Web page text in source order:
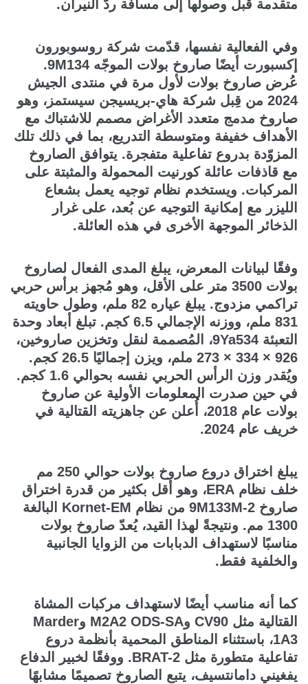
متقدمة قبل وصولها إلى مسافة ردّ النيران.
وفي الفعالية نفسها، قدّمت شركة روسوبورون
إكسبورت أيضًا صاروخ بولات الموجّه 9M134.
عُرض صاروخ بولات لأول مرة في منتدى الجيش
2024 من قِبل شركة هاي-بريسيجن سيستمز، وهو
صاروخ مدمج متعدد الأغراض مصمم للاشتباك مع
الأهداف خفيفة ومتوسطة التدريع، بما في ذلك تلك
المزوّدة بدروع تفاعلية متفجرة. يتوافق الصاروخ
مع قاذفات عائلة كورنيت المحمولة والمثبتة على
المركبات. ويستخدم نظام توجيه يعمل بشعاع
الليزر مع إمكانية التوجيه عن بُعد، على غرار
الذخائر الموجهة الأخرى في هذه العائلة.
وفقًا لبيانات المعرض، يبلغ المدى الفعال لصاروخ
بولات 3500 متر على الأقل، وهو مُجهز برأس حربي
تراكمي مزدوج. يبلغ عياره 82 ملم، وطول حاويته
831 ملم، ووزنه الإجمالي 6.5 كجم. تبلغ أبعاد وحدة
التعبئة 9Ya534، المُصممة لنقل وتخزين صاروخين،
926 × 334 × 273 ملم، ويزن إجماليًا 26.5 كجم.
ويُقدر وزن الرأس الحربي نفسه بحوالي 1.6 كجم.
في حين صدرت المعلومات الأولية عن صاروخ
بولات عام 2018، أُعلن عن جاهزيته القتالية في
خريف عام 2024.
يبلغ اختراق دروع صاروخ بولات حوالي 250 مم
خلف نظام ERA، وهو أقل بكثير من قدرة اختراق
صاروخ 9M133M-2 من نظام Kornet-EM البالغة
1300 مم. ونتيجةً لهذا القيد، يُعدّ صاروخ بولات
مناسبًا لاستهداف الدبابات من الزوايا الجانبية
والخلفية فقط.
كما أنه مناسب أيضًا لاستهداف مركبات المشاة
القتالية مثل CV90 وM2A2 ODS-SA وMarder
1A3، باستثناء المناطق المحمية بأنظمة دروع
تفاعلية متطورة مثل BRAT-2. ووفقًا لخبير الدفاع
يفغيني دامانتسيف، يتبع الصاروخ تصميمًا مشابهًا